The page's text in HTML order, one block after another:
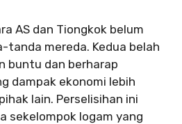
AS dan Tiongkok belum
tanda mereda. Kedua belah
buntu dan berharap
dampak ekonomi lebih
lain. Perselisihan ini
sekelompok logam yang